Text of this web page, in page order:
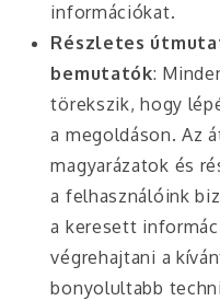
információkat.
Részletes
bemutatók:
törekszik, hogy
a megoldáson. Az
magyarázatok és
a felhasználóink
a keresett
végrehajtani a
bonyolultabb